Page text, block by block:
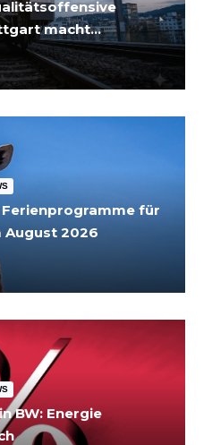
macht
abgeschlossen
für
August 2026
BW: Energie